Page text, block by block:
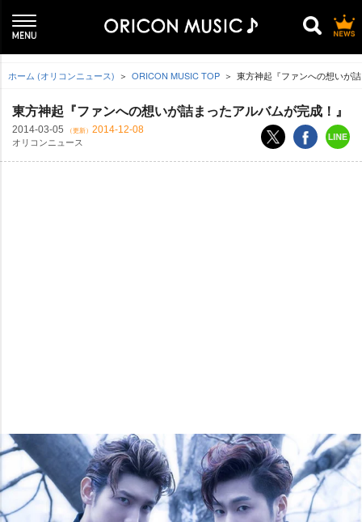
ホーム (オリコンニュース) ORICON MUSIC TOP 東方神起『ファンへの想いが
東方神起『ファンへの想いが詰まったアルバムが完成！』
2014-03-05 （更新） 2014-12-08
オリコンニュース